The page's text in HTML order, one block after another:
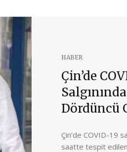
HABER
Çin’de
Dördüncü
Çin’de COVID-19
saatte tespit